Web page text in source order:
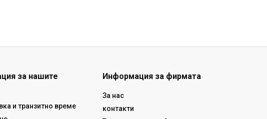
за нашите
и транзитно време
Информация за фирмата
За нас
контакти